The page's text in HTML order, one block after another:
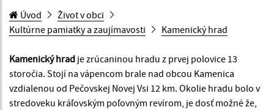
Úvod
Život v obci
Kultúrne pamiatky a zaujímavosti
Kamenický hrad
Kamenický hrad je zrúcaninou hradu z prvej polovice 13
storočia. Stojí na vápencom brale nad obcou Kamenica
vzdialenou od Pečovskej Novej Vsi 12 km. Okolie hradu bolo v
stredoveku kráľovským poľovným revírom, je dosť možné že,